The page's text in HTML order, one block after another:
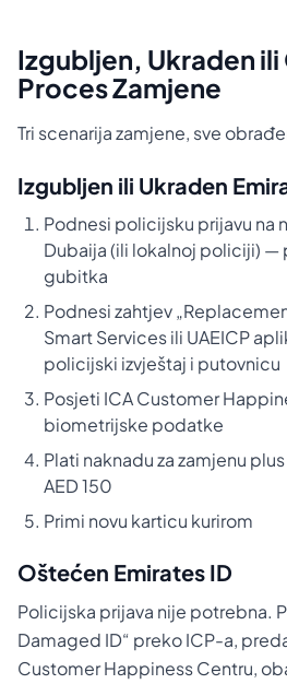
Izgubljen, Ukraden
Proces Zamjene
Tri scenarija zamjene, sve
Izgubljen ili Ukraden
Podnesi policijsku prijavu na
Dubaija (ili lokalnoj policiji) —
gubitka
Podnesi zahtjev
Smart Services ili UAEICP
policijski izvještaj i putovnicu
Posjeti ICA Customer
biometrijske podatke
Plati naknadu za zamjenu
AED 150
Primi novu karticu kurirom
Oštećen Emirates ID
Policijska prijava nije potrebna.
Damaged ID“ preko ICP-a,
Customer Happiness Centru,